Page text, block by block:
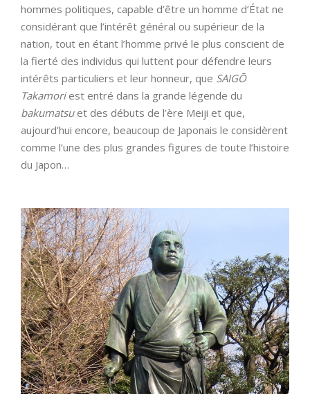
hommes politiques, capable d’être un homme d’État ne
considérant que l’intérêt général ou supérieur de la
nation, tout en étant l’homme privé le plus conscient de
la fierté des individus qui luttent pour défendre leurs
intérêts particuliers et leur honneur, que SAIGŌ
Takamoriest entré dans la grande légende du
bakumatsuet des débuts de l’ère Meiji et que,
aujourd’hui encore, beaucoup de Japonais le considèrent
comme l’une des plus grandes figures de toute l’histoire
du Japon…